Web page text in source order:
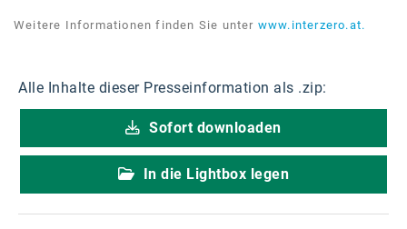
Weitere Informationen finden Sie unter www.interzero.at.
Alle Inhalte dieser Presseinformation als .zip:
Sofort downloaden
In die Lightbox legen